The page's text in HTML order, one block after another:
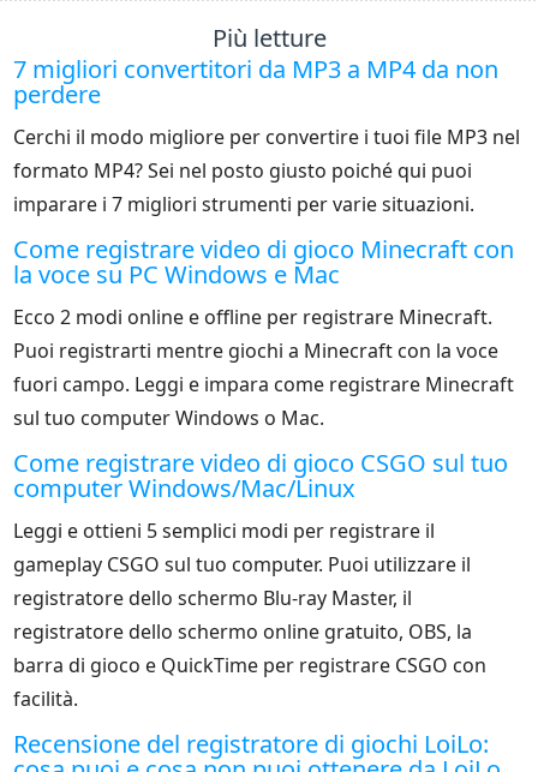
Più letture
7 migliori convertitori da MP3 a MP4 da non
perdere
Cerchi il modo migliore per convertire i tuoi file MP3 nel
formato MP4? Sei nel posto giusto poiché qui puoi
imparare i 7 migliori strumenti per varie situazioni.
Come registrare video di gioco Minecraft con
la voce su PC Windows e Mac
Ecco 2 modi online e offline per registrare Minecraft.
Puoi registrarti mentre giochi a Minecraft con la voce
fuori campo. Leggi e impara come registrare Minecraft
sul tuo computer Windows o Mac.
Come registrare video di gioco CSGO sul tuo
computer Windows/Mac/Linux
Leggi e ottieni 5 semplici modi per registrare il
gameplay CSGO sul tuo computer. Puoi utilizzare il
registratore dello schermo Blu-ray Master, il
registratore dello schermo online gratuito, OBS, la
barra di gioco e QuickTime per registrare CSGO con
facilità.
Recensione del registratore di giochi LoiLo: